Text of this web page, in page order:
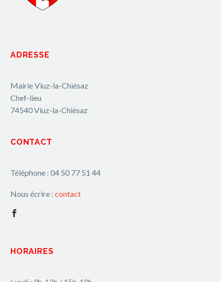
ADRESSE
Mairie Viuz-la-Chiésaz
Chef-lieu
74540 Viuz-la-Chiésaz
CONTACT
Téléphone : 04 50 77 51 44
Nous écrire : contact
HORAIRES